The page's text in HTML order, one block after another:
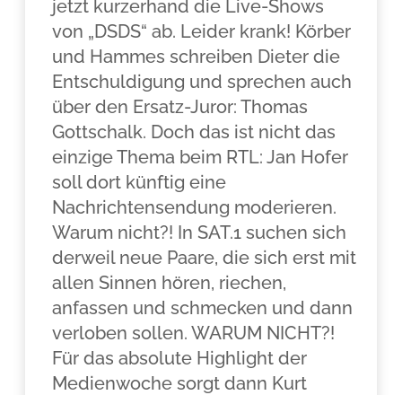
jetzt kurzerhand die Live-Shows
von „DSDS“ ab. Leider krank! Körber
und Hammes schreiben Dieter die
Entschuldigung und sprechen auch
über den Ersatz-Juror: Thomas
Gottschalk. Doch das ist nicht das
einzige Thema beim RTL: Jan Hofer
soll dort künftig eine
Nachrichtensendung moderieren.
Warum nicht?! In SAT.1 suchen sich
derweil neue Paare, die sich erst mit
allen Sinnen hören, riechen,
anfassen und schmecken und dann
verloben sollen. WARUM NICHT?!
Für das absolute Highlight der
Medienwoche sorgt dann Kurt